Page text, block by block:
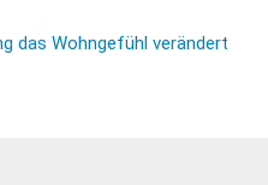
das Wohngefühl verändert